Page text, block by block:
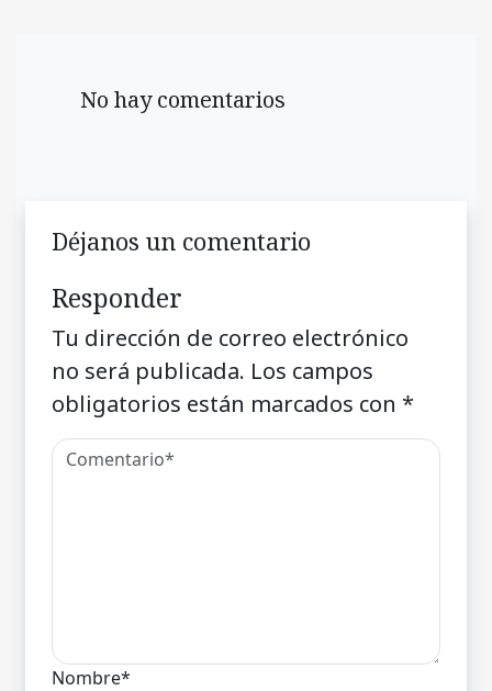
No hay comentarios
Déjanos un comentario
Responder
Tu dirección de correo electrónico
no será publicada. Los campos
obligatorios están marcados con *
Nombre*